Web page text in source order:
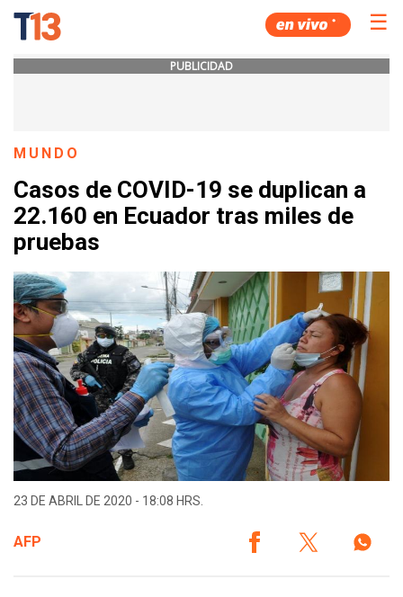
☰
PUBLICIDAD
MUNDO
Casos de COVID-19 se duplican a
22.160 en Ecuador tras miles de
pruebas
23 DE ABRIL DE 2020 - 18:08 HRS.
AFP